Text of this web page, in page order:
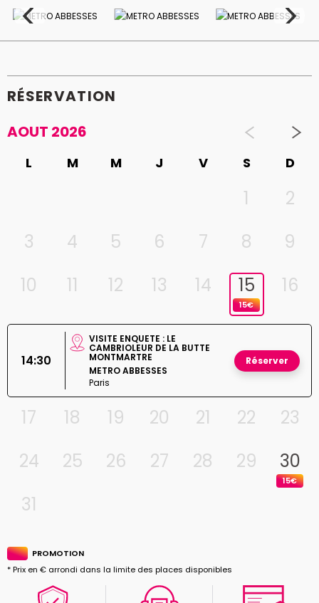
RÉSERVATION
AOUT 2026
L M M J V S D
1
2
3
4 5 6 7 8
9
10
11 12 13 14 15
15€
16
14:30
VISITE ENQUETE : LE
CAMBRIOLEUR DE LA BUTTE
MONTMARTRE
METRO ABBESSES
Paris
Réserver
17 18 19 20 21 22
23
24
25 26 27 28 29 30
15€
31
PROMOTION
* Prix en € arrondi dans la limite des places disponibles